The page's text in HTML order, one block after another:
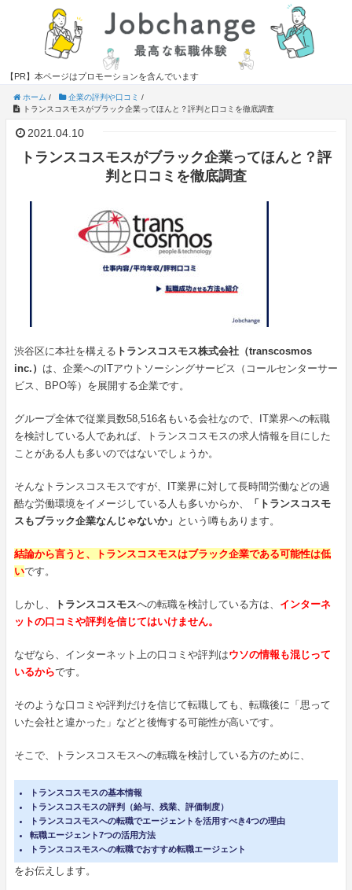
【PR】本ページはプロモーションを含んでいます
ホーム / 企業の評判や口コミ /
トランスコスモスがブラック企業ってほんと？評判と口コミを徹底調査
2021.04.10
トランスコスモスがブラック企業ってほんと？評
判と口コミを徹底調査
渋谷区に本社を構える トランスコスモス株式会社（transcosmos
inc.） は、企業へのITアウトソーシングサービス（コールセンターサー
ビス、BPO等）を展開する企業です。
グループ全体で従業員数58,516名もいる会社なので、IT業界への転職
を検討している人であれば、トランスコスモスの求人情報を目にした
ことがある人も多いのではないでしょうか。
そんなトランスコスモスですが、IT業界に対して長時間労働などの過
酷な労働環境をイメージしている人も多いからか、
「トランスコスモ
スもブラック企業なんじゃないか」 という噂もあります。
結論から言うと、トランスコスモスはブラック企業である可能性は低
いです。
しかし、 トランスコスモスへの転職を検討している方は、 インターネ
ットの口コミや評判を信じてはいけません。
なぜなら、インターネット上の口コミや評判はウソの情報も混じって
いるからです。
そのような口コミや評判だけを信じて転職しても、転職後に「思って
いた会社と違かった」などと後悔する可能性が高いです。
そこで、トランスコスモスへの転職を検討している方のために、
トランスコスモスの基本情報
トランスコスモスの評判（給与、残業、評価制度）
トランスコスモスへの転職でエージェントを活用すべき4つの理由
転職エージェント7つの活用方法
トランスコスモスへの転職でおすすめ転職エージェント
をお伝えします。